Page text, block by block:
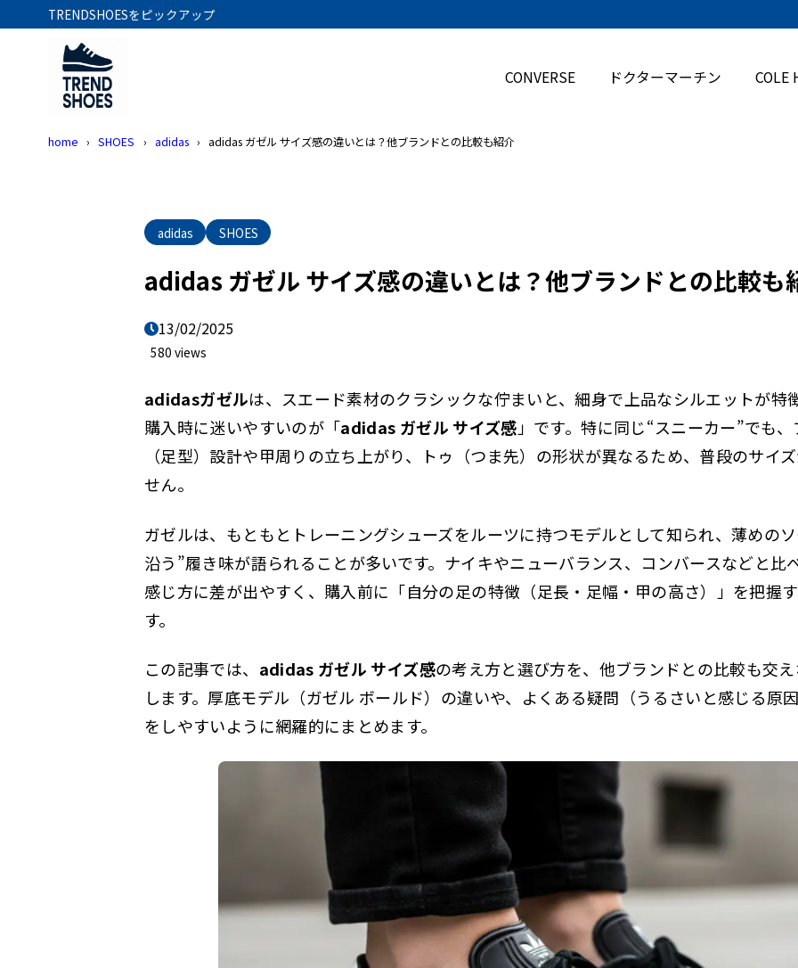
TRENDSHOESをピックアップ
CONVERSE ドクターマーチン COLE
home SHOES adidas adidas ガゼル サイズ感の違いとは？他ブランドとの比較も紹介
adidas SHOES
adidas ガゼル サイズ感の違いとは？他ブランドとの比較も
13/02/2025
580 views
adidasガゼルは、スエード素材のクラシックな佇まいと、細身で上品なシルエットが特
購入時に迷いやすいのが「adidas ガゼル サイズ感」です。特に同じ“スニーカー”でも
（足型）設計や甲周りの立ち上がり、トゥ（つま先）の形状が異なるため、普段のサイ
せん。
ガゼルは、もともとトレーニングシューズをルーツに持つモデルとして知られ、薄めの
沿う”履き味が語られることが多いです。ナイキやニューバランス、コンバースなどと比
感じ方に差が出やすく、購入前に「自分の足の特徴（足長・足幅・甲の高さ）」を把握
す。
この記事では、 adidas ガゼル サイズ感の考え方と選び方を、他ブランドとの比較も交
します。厚底モデル（ガゼル ボールド）の違いや、よくある疑問（うるさいと感じる原
をしやすいように網羅的にまとめます。